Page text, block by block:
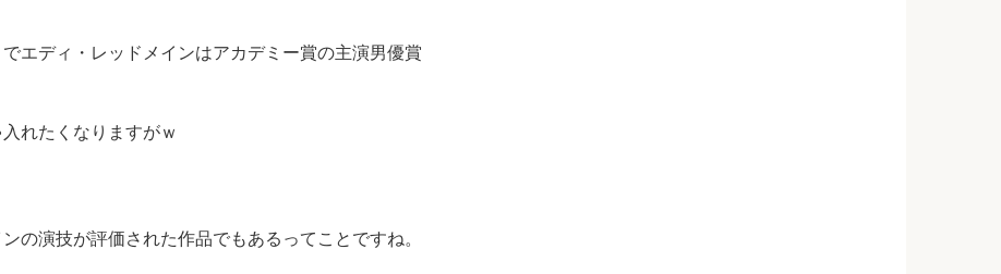
エディ・レッドメインはアカデミー賞の主演男優賞
れたくなりますがｗ
の演技が評価された作品でもあるってことですね。